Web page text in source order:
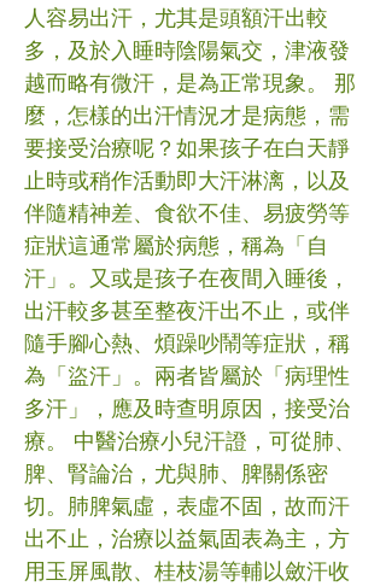
人容易出汗，尤其是頭額汗出較
多，及於入睡時陰陽氣交，津液發
越而略有微汗，是為正常現象。 那
麼，怎樣的出汗情況才是病態，需
要接受治療呢？如果孩子在白天靜
止時或稍作活動即大汗淋漓，以及
伴隨精神差、食欲不佳、易疲勞等
症狀這通常屬於病態，稱為「自
汗」。又或是孩子在夜間入睡後，
出汗較多甚至整夜汗出不止，或伴
隨手腳心熱、煩躁吵鬧等症狀，稱
為「盜汗」。兩者皆屬於「病理性
多汗」，應及時查明原因，接受治
療。 中醫治療小兒汗證，可從肺、
脾、腎論治，尤與肺、脾關係密
切。肺脾氣虛，表虛不固，故而汗
出不止，治療以益氣固表為主，方
用玉屏風散、桂枝湯等輔以斂汗收